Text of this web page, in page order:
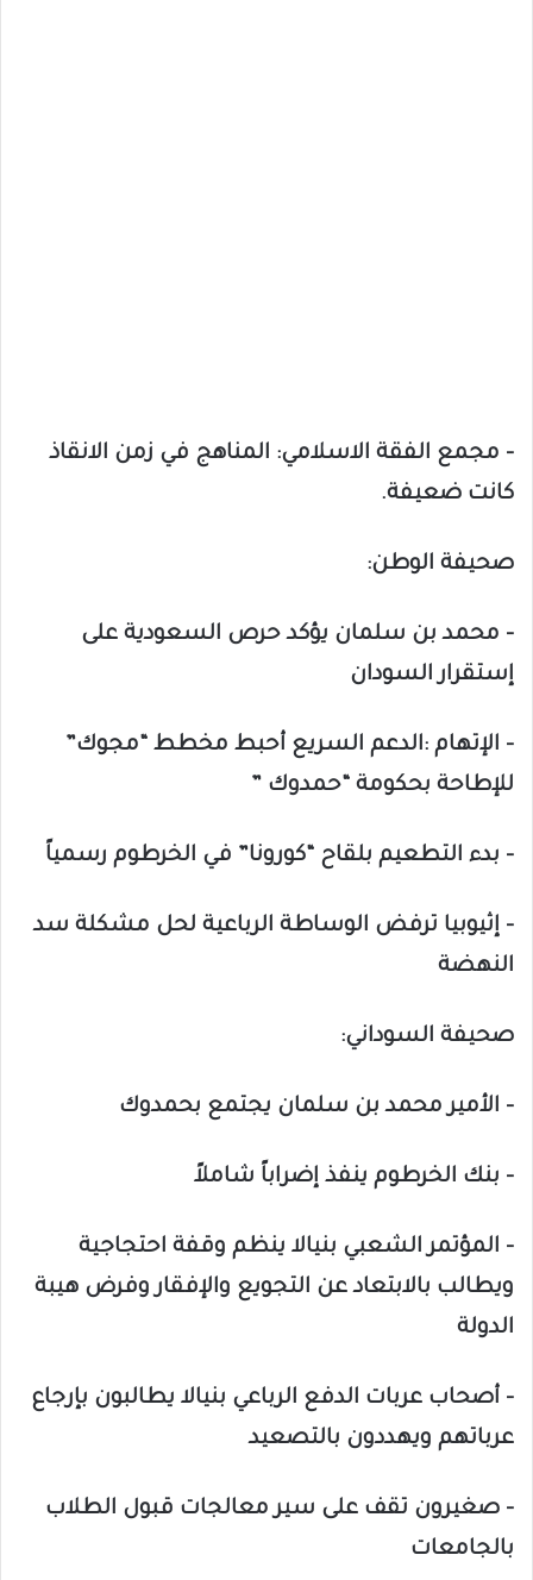
– مجمع الفقة الاسلامي: المناهج في زمن الانقاذ
كانت ضعيفة.
صحيفة الوطن:
– محمد بن سلمان يؤكد حرص السعودية على
إستقرار السودان
– الإتهام :الدعم السريع أحبط مخطط “مجوك”
للإطاحة بحكومة “حمدوك ”
– بدء التطعيم بلقاح “كورونا” في الخرطوم رسمياً
– إثيوبيا ترفض الوساطة الرباعية لحل مشكلة سد
النهضة
صحيفة السوداني:
– الأمير محمد بن سلمان يجتمع بحمدوك
– بنك الخرطوم ينفذ إضراباً شاملاً
– المؤتمر الشعبي بنيالا ينظم وقفة احتجاجية
ويطالب بالابتعاد عن التجويع والإفقار وفرض هيبة
الدولة
– أصحاب عربات الدفع الرباعي بنيالا يطالبون بإرجاع
عرباتهم ويهددون بالتصعيد
– صغيرون تقف على سير معالجات قبول الطلاب
بالجامعات